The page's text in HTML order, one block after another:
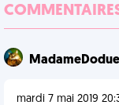
MadameDodue
mardi 7 mai 2019